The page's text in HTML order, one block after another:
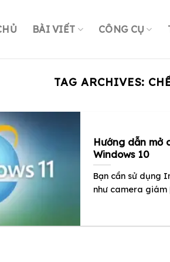
BÀI VIẾT CÔNG CỤ
TAG ARCHIVES:
Hướng dẫn mở
Windows 10
Bạn cần sử dụng
như camera giám